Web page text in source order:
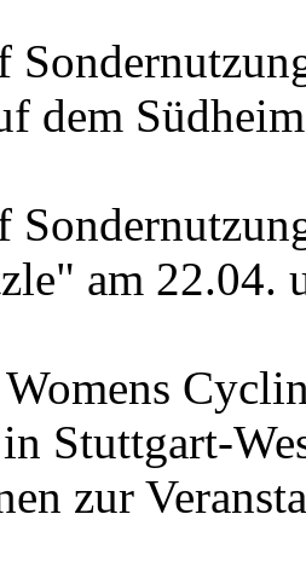
dem
am 22.04.
Stuttgart-
zur